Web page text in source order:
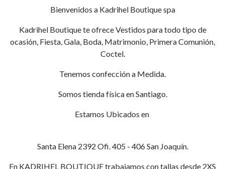
Bienvenidos a Kadrihel Boutique spa
Kadrihel Boutique te ofrece Vestidos para todo tipo de
ocasión, Fiesta, Gala, Boda, Matrimonio, Primera Comunión,
Coctel.
Tenemos confección a Medida.
Somos tienda física en Santiago.
Estamos Ubicados en
Santa Elena 2392 Ofi. 405 - 406 San Joaquín.
En KADRIHEL BOUTIQUE trabajamos con tallas desde 2XS